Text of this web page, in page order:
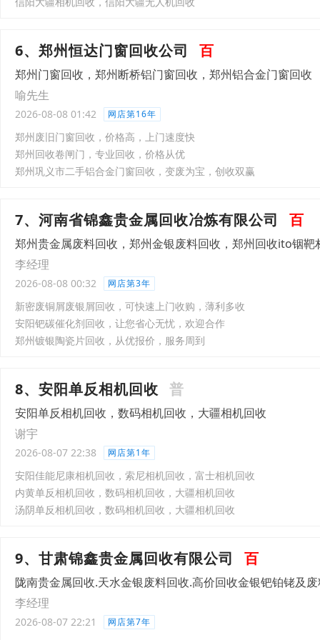
6、郑州恒达门窗回收公司 百
郑州门窗回收，郑州断桥铝门窗回收，郑州铝合金门窗回收
喻先生
2026-08-08 01:42 网店第16年
郑州废旧门窗回收，价格高，上门速度快
郑州回收卷闸门，专业回收，价格从优
郑州巩义市二手铝合金门窗回收，变废为宝，创收双赢
7、河南省锦鑫贵金属回收冶炼有限公司 百
郑州贵金属废料回收，郑州金银废料回收，郑州回收ito铟靶
李经理
2026-08-08 00:32 网店第3年
新密废铜屑废银屑回收，可快速上门收购，薄利多收
安阳钯碳催化剂回收，让您省心无忧，欢迎合作
郑州镀银陶瓷片回收，从优报价，服务周到
8、安阳单反相机回收 普
安阳单反相机回收，数码相机回收，大疆相机回收
谢宇
2026-08-07 22:38 网店第1年
安阳佳能尼康相机回收，索尼相机回收，富士相机回收
内黄单反相机回收，数码相机回收，大疆相机回收
汤阴单反相机回收，数码相机回收，大疆相机回收
9、甘肃锦鑫贵金属回收有限公司 百
陇南贵金属回收.天水金银废料回收.高价回收金银钯铂铑及
李经理
2026-08-07 22:21 网店第7年